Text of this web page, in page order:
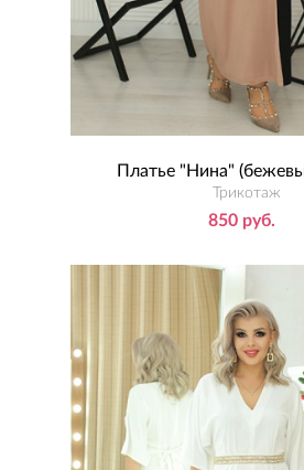
Платье "Нина"
Трикотаж
850 руб.